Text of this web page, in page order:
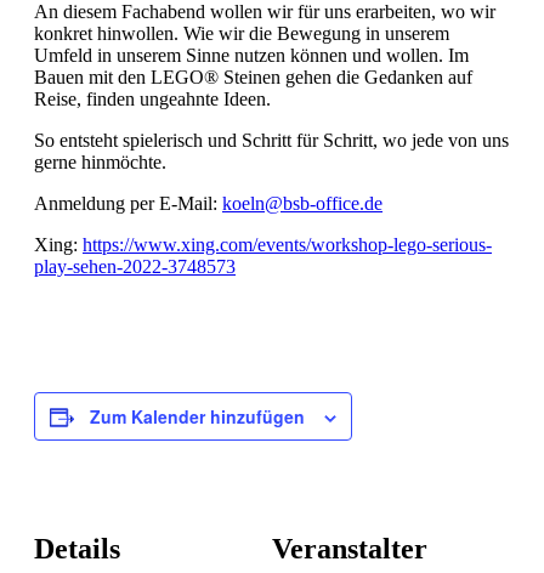
An diesem Fachabend wollen wir für uns erarbeiten, wo wir
konkret hinwollen. Wie wir die Bewegung in unserem
Umfeld in unserem Sinne nutzen können und wollen. Im
Bauen mit den LEGO® Steinen gehen die Gedanken auf
Reise, finden ungeahnte Ideen.
So entsteht spielerisch und Schritt für Schritt, wo jede von uns
gerne hinmöchte.
Anmeldung per E-Mail: koeln@bsb-office.de
Xing: https://www.xing.com/events/workshop-lego-serious-
play-sehen-2022-3748573
Zum Kalender hinzufügen
Details Veranstalter